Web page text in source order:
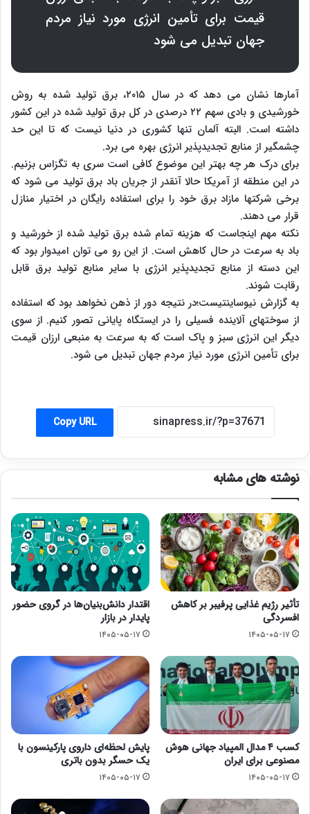
قیمت برای تأمین انرژی مورد نیاز مردم
جهان تبدیل می شود
آمارها نشان می دهد که در سال ۲۰۱۵، برق تولید شده به روش
خورشیدی و بادی سهم ۲۲ درصدی در کل برق تولید شده در این کشور
داشته است. البته آلمان تنها کشوری در دنیا نیست که تا این حد
چشمگیر از منابع تجدیدپذیر انرژی بهره می برد.
برای درک هر چه بهتر این موضوع کافی است سری به تگزاس بزنیم.
در این منطقه از آمریکا حالا آنقدر از جریان باد برق تولید می شود که
برخی شرکتها مازاد برق خود را برای استفاده رایگان در اختیار منازل
قرار می دهند.
نکته مهم اینجاست که هزینه تمام شده برق تولید شده از خورشید و
باد به سرعت در حال کاهش است. از این رو می توان امیدوار بود که
این دسته از منابع تجدیدپذیر انرژی با سایر منابع تولید برق قابل
رقابت شوند.
به گزارش نیوساینتیست؛در نتیجه دور از ذهن نخواهد بود که استفاده
از سوختهای آلاینده فسیلی را در ایستگاه پایانی تصور کنیم. از سوی
دیگر این انرژی سبز و پاک است که به سرعت به منبعی ارزان قیمت
برای تأمین انرژی مورد نیاز مردم جهان تبدیل می شود.
Copy URL
نوشته های مشابه
تأثیر رژیم غذایی پرفیبر بر کاهش
افسردگی
۱۴۰۵-۰۵-۱۷
اقتدار دانش‌بنیان‌ها در گروی حضور
پایدار در بازار
۱۴۰۵-۰۵-۱۷
کسب ۴ مدال المپیاد جهانی هوش
مصنوعی برای ایران
۱۴۰۵-۰۵-۱۷
پایش لحظه‌ای داروی پارکینسون با
یک حسگر بدون باتری
۱۴۰۵-۰۵-۱۷